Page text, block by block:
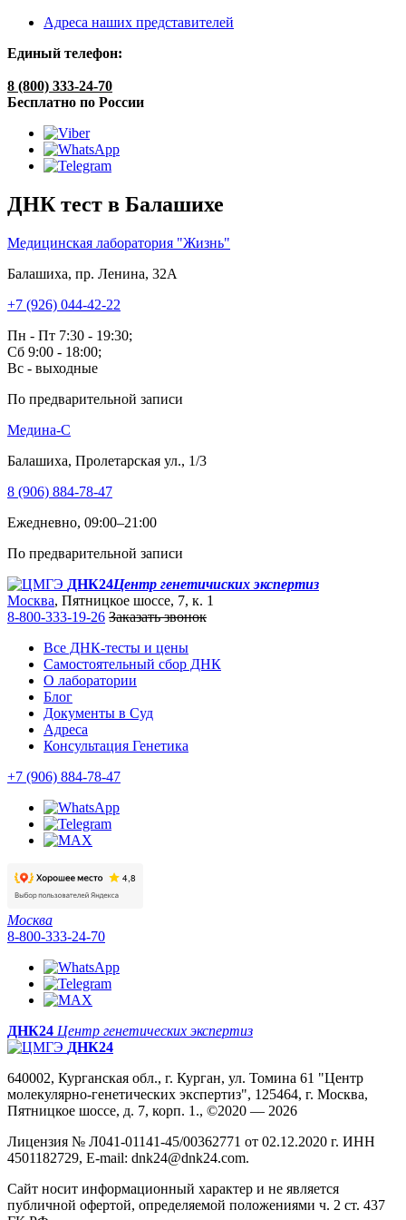
Адреса наших представителей
Единый телефон:
8 (800) 333-24-70
Бесплатно по России
ДНК тест в Балашихе
Медицинская лаборатория "Жизнь"
Балашиха, пр. Ленина, 32А
+7 (926) 044-42-22
Пн - Пт 7:30 - 19:30;
Сб 9:00 - 18:00;
Вс - выходные
По предварительной записи
Медина-С
Балашиха, Пролетарская ул., 1/3
8 (906) 884-78-47
Ежедневно, 09:00–21:00
По предварительной записи
ДНК24Центр генетичиских экспертиз
Москва, Пятницкое шоссе, 7, к. 1
8-800-333-19-26 Заказать звонок
Все ДНК-тесты и цены
Самостоятельный сбор ДНК
О лаборатории
Блог
Документы в Суд
Адреса
Консультация Генетика
+7 (906) 884-78-47
Москва
8-800-333-24-70
ДНК24 Центр генетических экспертиз
ДНК24
640002, Курганская обл., г. Курган, ул. Томина 61 "Центр
молекулярно-генетических экспертиз", 125464, г. Москва,
Пятницкое шоссе, д. 7, корп. 1., ©2020 — 2026
Лицензия № Л041-01141-45/00362771 от 02.12.2020 г. ИНН
4501182729, E-mail: dnk24@dnk24.com.
Сайт носит информационный характер и не является
публичной офертой, определяемой положениями ч. 2 ст. 437